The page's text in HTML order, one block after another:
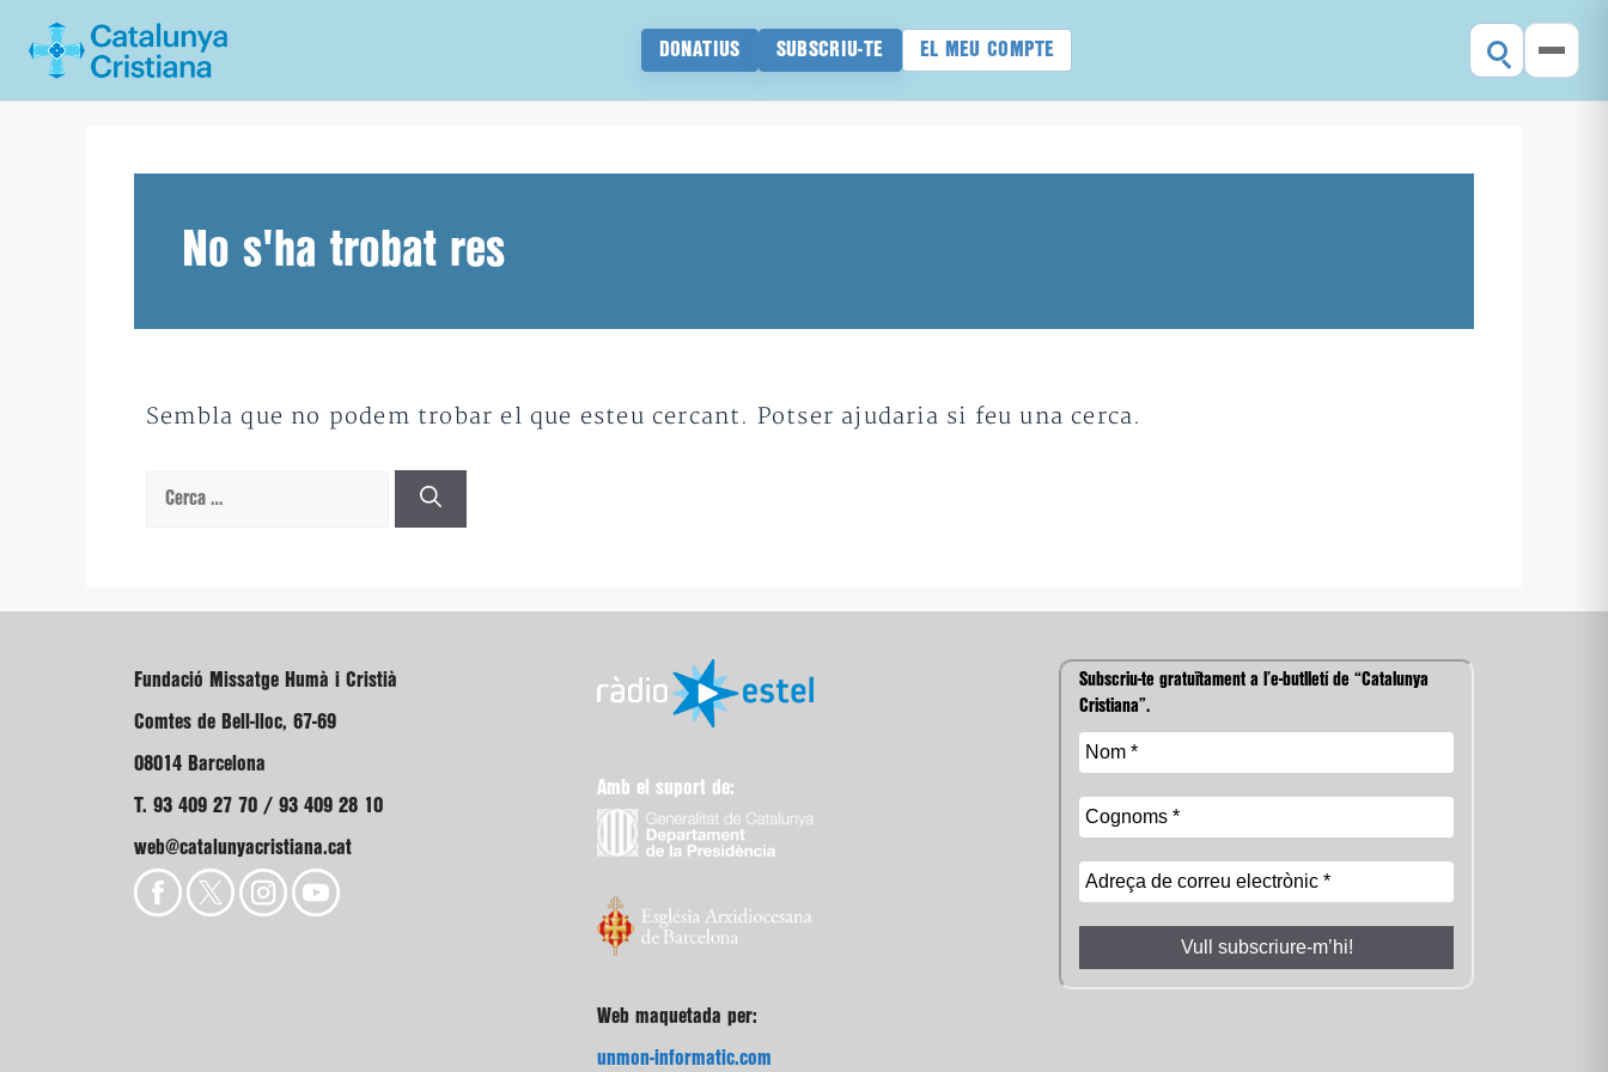
DONATIUS SUBSCRIU-TE EL MEU COMPTE
No s'ha trobat res
Sembla que no podem trobar el que esteu cercant. Potser ajudaria si feu una cerca.
Cerca:
Fundació Missatge Humà i Cristià
Comtes de Bell-lloc, 67-69
08014 Barcelona
T. 93 409 27 70 / 93 409 28 10
web@catalunyacristiana.cat
Amb el suport de:
Web maquetada per:
unmon-informatic.com
Subscriu-te gratuïtament a l’e-butlletí de “Catalunya
Cristiana”.